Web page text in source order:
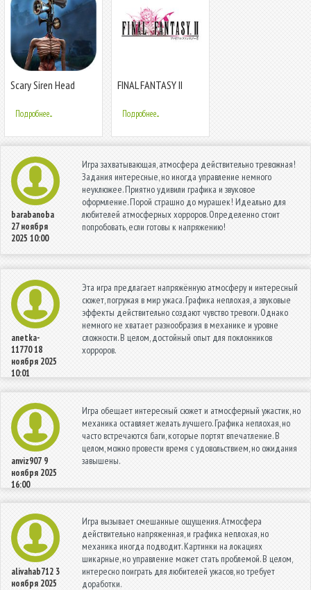
Scary Siren Head
Horror Adventure
Подробнее...
FINAL FANTASY II
Подробнее...
barabanoba
27 ноября
2025 10:00
Игра захватывающая, атмосфера действительно тревожная!
Задания интересные, но иногда управление немного
неуклюжее. Приятно удивили графика и звуковое
оформление. Порой страшно до мурашек! Идеально для
любителей атмосферных хорроров. Определенно стоит
попробовать, если готовы к напряжению!
anetka-
1177018
ноября 2025
10:01
Эта игра предлагает напряжённую атмосферу и интересный
сюжет, погружая в мир ужаса. Графика неплохая, а звуковые
эффекты действительно создают чувство тревоги. Однако
немного не хватает разнообразия в механике и уровне
сложности. В целом, достойный опыт для поклонников
хорроров.
anviz907 9
ноября 2025
16:00
Игра обещает интересный сюжет и атмосферный ужастик, но
механика оставляет желать лучшего. Графика неплохая, но
часто встречаются баги, которые портят впечатление. В
целом, можно провести время с удовольствием, но ожидания
завышены.
alivahab712 3
ноября 2025
Игра вызывает смешанные ощущения. Атмосфера
действительно напряженная, и графика неплохая, но
механика иногда подводит. Картинки на локациях
шикарные, но управление может стать проблемой. В целом,
интересно поиграть для любителей ужасов, но требует
доработки.